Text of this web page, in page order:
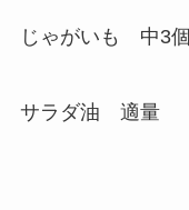
じゃがいも 中3個
サラダ油 適量